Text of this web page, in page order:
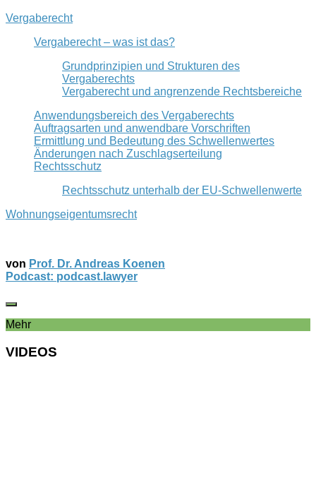
Vergaberecht
Vergaberecht – was ist das?
Grundprinzipien und Strukturen des
Vergaberechts
Vergaberecht und angrenzende Rechtsbereiche
Anwendungsbereich des Vergaberechts
Auftragsarten und anwendbare Vorschriften
Ermittlung und Bedeutung des Schwellenwertes
Änderungen nach Zuschlagserteilung
Rechtsschutz
Rechtsschutz unterhalb der EU-Schwellenwerte
Wohnungseigentumsrecht
von Prof. Dr. Andreas Koenen
Podcast: podcast.lawyer
Mehr
VIDEOS